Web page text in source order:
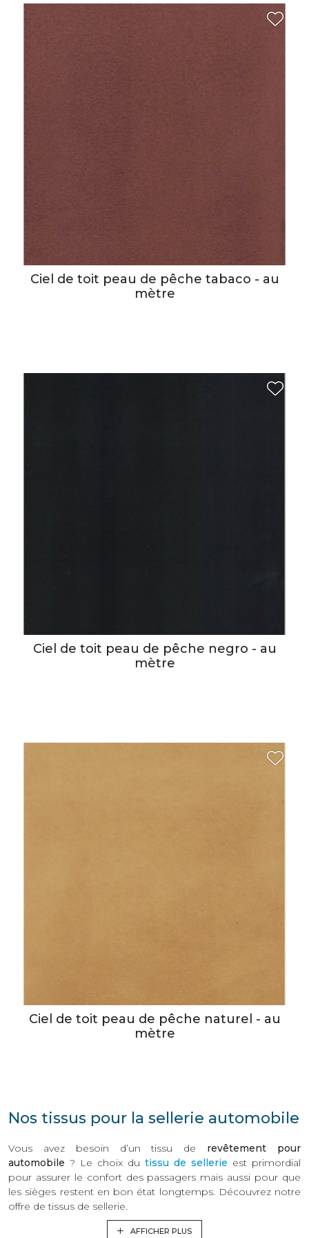
Ciel de toit peau de pêche tabaco - au
mètre
Ciel de toit peau de pêche negro - au
mètre
Ciel de toit peau de pêche naturel - au
mètre
Nos tissus pour la sellerie automobile
Vous avez besoin d’un tissu de revêtement pour
automobile ? Le choix du tissu de sellerie est primordial
pour assurer le confort des passagers mais aussi pour que
les sièges restent en bon état longtemps. Découvrez notre
offre de tissus de sellerie.
AFFICHER PLUS